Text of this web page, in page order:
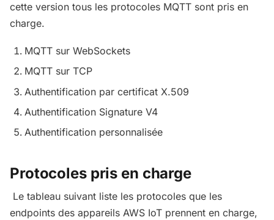
cette version tous les protocoles MQTT sont pris en
charge.
MQTT sur WebSockets
MQTT sur TCP
Authentification par certificat X.509
Authentification Signature V4
Authentification personnalisée
Protocoles pris en charge
Le tableau suivant liste les protocoles que les
endpoints des appareils AWS IoT prennent en charge,